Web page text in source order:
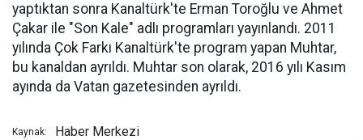
yaptıktan sonra Kanaltürk'te Erman Toroğlu ve Ahmet
Çakar ile "Son Kale" adlı programları yayınlandı. 2011
yılında Çok Farkı Kanaltürk'te program yapan Muhtar,
bu kanaldan ayrıldı. Muhtar son olarak, 2016 yılı Kasım
ayında da Vatan gazetesinden ayrıldı.
Kaynak: Haber Merkezi